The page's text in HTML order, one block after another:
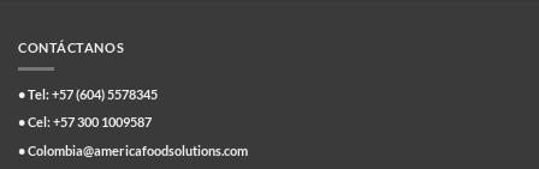
CONTÁCTANOS
• Tel: +57 (604) 5578345
• Cel: +57 300 1009587
• Colombia@americafoodsolutions.com